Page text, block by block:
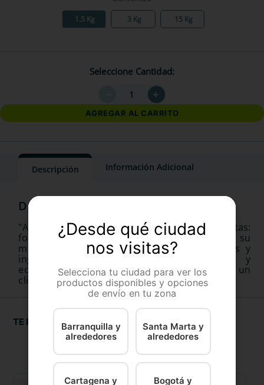
1.5 Kg 3 Kg 15 Kg
Seleccione Cantidad
＋
AGREGAR AL CARRITO
Descripción Información Adicional
"Agility Grandes Adultos X 15K de Italcol Mascotas:
fortalece la salud y el sistema inmunológico de su
mascota, con un alimento rico en nutrientes y
ingredientes naturales. Dieta equilibrada y
equilibrada para una salud óptima al alcance de un
clic."
TE RECOMENDAMOS
¿Desde qué ciudad
nos visitas?
Selecciona tu ciudad para ver los
productos disponibles y opciones
de envío en tu zona
Barranquilla y
alrededores
Santa Marta y
alrededores
Cartagena y
Bogotá y